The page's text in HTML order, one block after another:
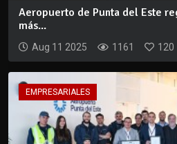
Aeropuerto de Punta del Este
más...
Aug 11 2025 1161 120
EMPRESARIALES